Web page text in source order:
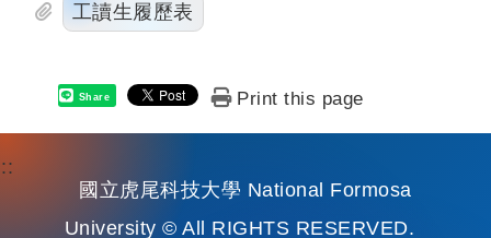
工讀生履歷表
Share Print this page
國立虎尾科技大學 National Formosa
University © All RIGHTS RESERVED.